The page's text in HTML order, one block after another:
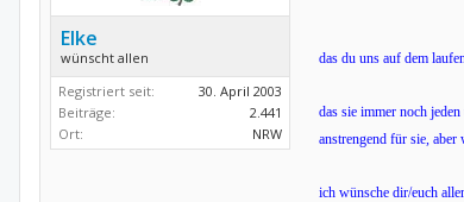
Elke
wünscht allen
Registriert seit:
30. April 2003
Beiträge:
2.441
Ort:
NRW
das du uns auf dem
das sie immer noch
anstrengend für sie, aber
ich wünsche dir/euch